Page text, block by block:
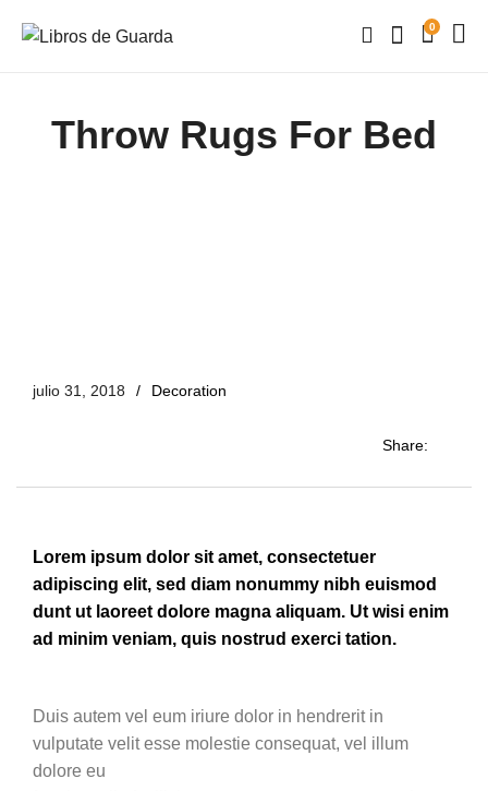
0
Throw Rugs For Bed
julio 31, 2018 Decoration
Share:
Lorem ipsum dolor sit amet, consectetuer
adipiscing elit, sed diam nonummy nibh euismod
dunt ut laoreet dolore magna aliquam. Ut wisi enim
ad minim veniam, quis nostrud exerci tation.
Duis autem vel eum iriure dolor in hendrerit in
vulputate velit esse molestie consequat, vel illum
dolore eu